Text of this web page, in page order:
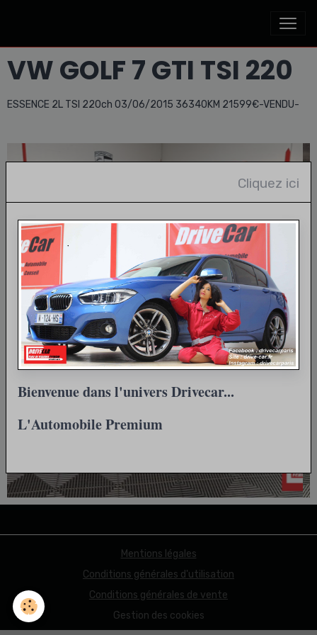
VW GOLF 7 GTI TSI 220
ESSENCE 2L TSI 220ch 03/06/2015 36340KM 21599€-VENDU-
Mentions légales
Conditions générales d'utilisation
Conditions générales de vente
Gestion des cookies
Cliquez ici
Bienvenue dans l'univers Drivecar...
L'Automobile Premium